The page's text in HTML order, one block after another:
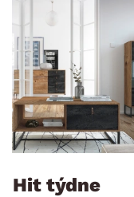
Hit týdne